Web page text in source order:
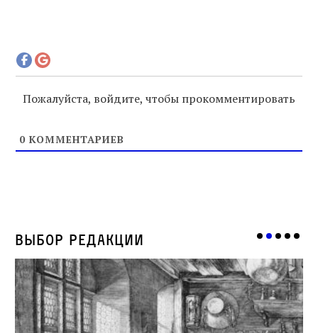
Пожалуйста, войдите, чтобы прокомментировать
0 КОММЕНТАРИЕВ
Выбор редакции